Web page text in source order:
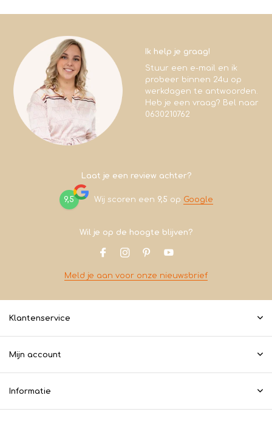
Ik help je graag!
Stuur een e-mail en ik
probeer binnen 24u op
werkdagen te antwoorden.
Heb je een vraag? Bel naar
0630210762
Laat je een review achter?
9,5 Wij scoren een 9,5 op Google
Wil je op de hoogte blijven?
Meld je aan voor onze nieuwsbrief
Klantenservice
Mijn account
Informatie